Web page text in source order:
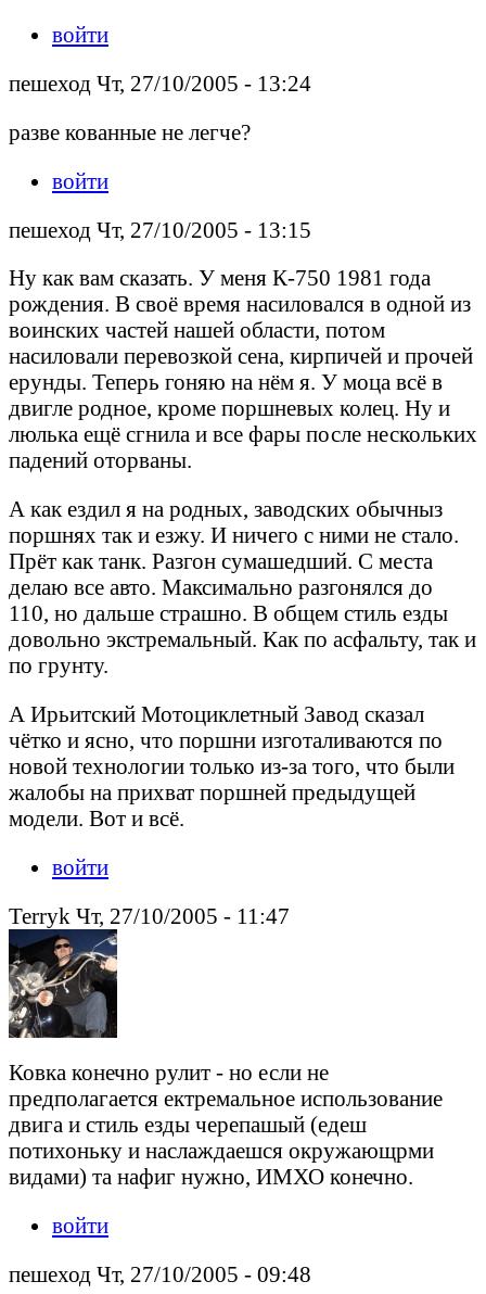
войти
пешеход Чт, 27/10/2005 - 13:24
разве кованные не легче?
войти
пешеход Чт, 27/10/2005 - 13:15
Ну как вам сказать. У меня К-750 1981 года
рождения. В своё время насиловался в одной из
воинских частей нашей области, потом
насиловали перевозкой сена, кирпичей и прочей
ерунды. Теперь гоняю на нём я. У моца всё в
двигле родное, кроме поршневых колец. Ну и
люлька ещё сгнила и все фары после нескольких
падений оторваны.
А как ездил я на родных, заводских обычныз
поршнях так и езжу. И ничего с ними не стало.
Прёт как танк. Разгон сумашедший. С места
делаю все авто. Максимально разгонялся до
110, но дальше страшно. В общем стиль езды
довольно экстремальный. Как по асфальту, так и
по грунту.
А Ирьитский Мотоциклетный Завод сказал
чётко и ясно, что поршни изготаливаются по
новой технологии только из-за того, что были
жалобы на прихват поршней предыдущей
модели. Вот и всё.
войти
Terryk Чт, 27/10/2005 - 11:47
Ковка конечно рулит - но если не
предполагается ектремальное использование
двига и стиль езды черепашый (едеш
потихоньку и наслаждаешся окружающрми
видами) та нафиг нужно, ИМХО конечно.
войти
пешеход Чт, 27/10/2005 - 09:48